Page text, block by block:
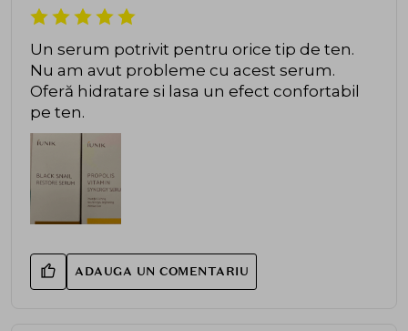
Un serum potrivit pentru orice tip de ten.
Nu am avut probleme cu acest serum.
Oferă hidratare si lasa un efect confortabil
pe ten.
ADAUGA UN COMENTARIU